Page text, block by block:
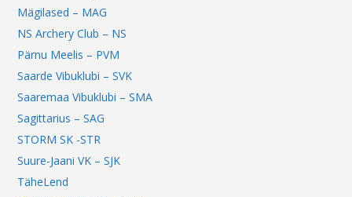
Mägilased – MAG
NS Archery Club – NS
Pärnu Meelis – PVM
Saarde Vibuklubi – SVK
Saaremaa Vibuklubi – SMA
Sagittarius – SAG
STORM SK -STR
Suure-Jaani VK – SJK
TäheLend